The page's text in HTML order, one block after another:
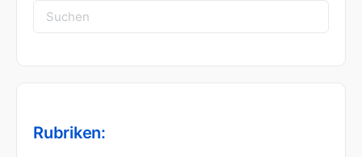
Suchen
nach:
Rubriken: